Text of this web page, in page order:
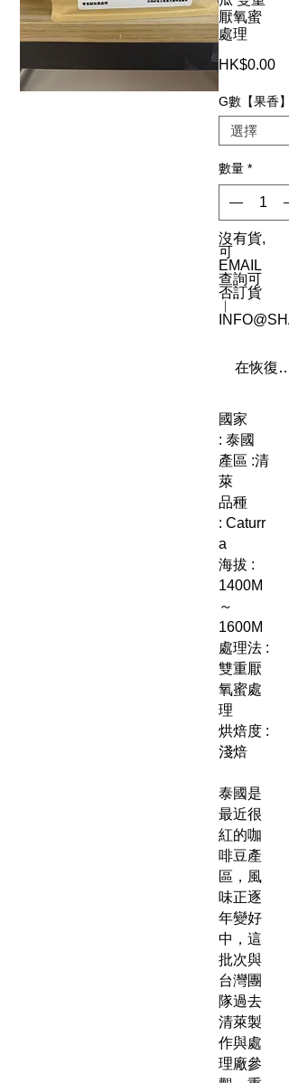
厭氧蜜
處理
HK$0.00價
G數【果香】
數量 *
沒有貨,
可
EMAIL
查詢可
否訂貨
︳
在恢復
國家
: 泰國
產區 :清
萊
品種
: Caturr
a
海拔 :
1400M
～
1600M
處理法 :
雙重厭
氧蜜處
理
烘焙度 :
淺焙
泰國是
最近很
紅的咖
啡豆產
區，風
味正逐
年變好
中，這
批次與
台灣團
隊過去
清萊製
作與處
理廠參